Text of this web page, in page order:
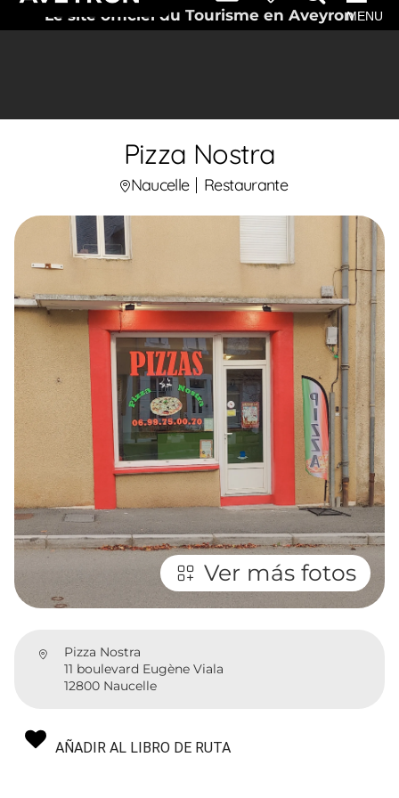
Le site officiel du Tourisme en AveyronMENU
Pizza Nostra
Naucelle Restaurante
Ver más fotos
Pizza Nostra
11 boulevard Eugène Viala
12800 Naucelle
AÑADIR AL LIBRO DE RUTA